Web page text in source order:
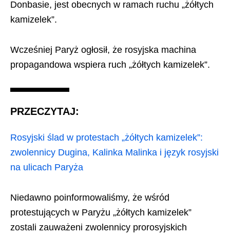
Donbasie, jest obecnych w ramach ruchu „żółtych
kamizelek”.
Wcześniej Paryż ogłosił, że rosyjska machina
propagandowa wspiera ruch „żółtych kamizelek”.
PRZECZYTAJ:
Rosyjski ślad w protestach „żółtych kamizelek”:
zwolennicy Dugina, Kalinka Malinka i język rosyjski
na ulicach Paryża
Niedawno poinformowaliśmy, że wśród
protestujących w Paryżu „żółtych kamizelek”
zostali zauważeni zwolennicy prorosyjskich